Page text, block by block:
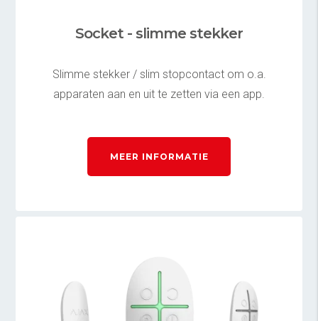
Socket - slimme stekker
Slimme stekker / slim stopcontact om o.a.
apparaten aan en uit te zetten via een app.
MEER INFORMATIE